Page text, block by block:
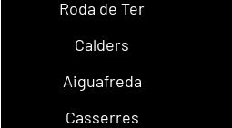
Roda de Ter
Calders
Aiguafreda
Casserres